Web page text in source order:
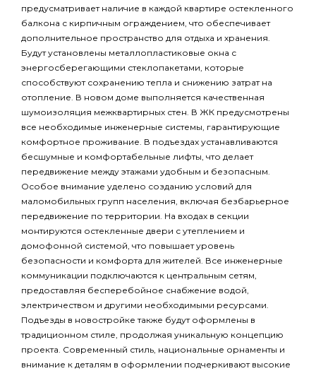
предусматривает наличие в каждой квартире остекленного
балкона с кирпичным ограждением, что обеспечивает
дополнительное пространство для отдыха и хранения.
Будут установлены металлопластиковые окна с
энергосберегающими стеклопакетами, которые
способствуют сохранению тепла и снижению затрат на
отопление. В новом доме выполняется качественная
шумоизоляция межквартирных стен. В ЖК предусмотрены
все необходимые инженерные системы, гарантирующие
комфортное проживание. В подъездах устанавливаются
бесшумные и комфортабельные лифты, что делает
передвижение между этажами удобным и безопасным.
Особое внимание уделено созданию условий для
маломобильных групп населения, включая безбарьерное
передвижение по территории. На входах в секции
монтируются остекленные двери с утеплением и
домофонной системой, что повышает уровень
безопасности и комфорта для жителей. Все инженерные
коммуникации подключаются к центральным сетям,
предоставляя бесперебойное снабжение водой,
электричеством и другими необходимыми ресурсами.
Подъезды в новостройке также будут оформлены в
традиционном стиле, продолжая уникальную концепцию
проекта. Современный стиль, национальные орнаменты и
внимание к деталям в оформлении подчеркивают высокие